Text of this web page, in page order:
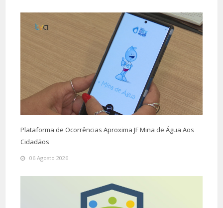
Plataforma de Ocorrências Aproxima JF Mina de Água Aos
Cidadãos
06 Agosto 2026